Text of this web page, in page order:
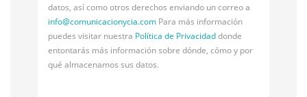
datos, así como otros derechos enviando un correo a
info@comunicacionycia.com Para más información
puedes visitar nuestra Política de Privacidaddonde
entontarás más información sobre dónde, cómo y por
qué almacenamos sus datos.